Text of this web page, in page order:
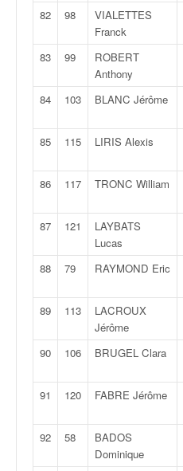
82
98
VIALETTES
Franck
83
99
ROBERT
Anthony
84
103 BLANC Jérôme
85
115 LIRIS Alexis
86
117 TRONC William
87
121
LAYBATS
Lucas
88
79 RAYMOND Eric
89
113
LACROUX
Jérôme
90
106 BRUGEL Clara
91
120 FABRE Jérôme
92
58
BADOS
Dominique